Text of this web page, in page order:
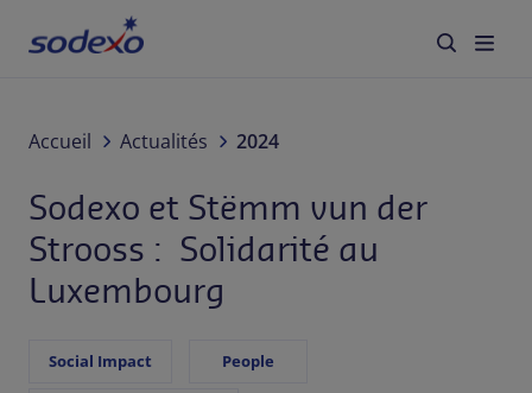
À propos de nous
Services & Marques
Secteurs
Accueil Actualités 2024
Sodexo et Stëmm vun der
Strooss : Solidarité au
Luxembourg
Social Impact People